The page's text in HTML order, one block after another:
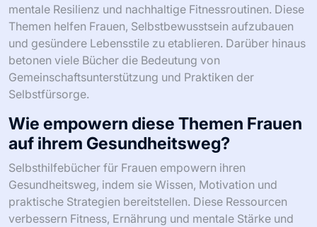
mentale Resilienz und nachhaltige Fitnessroutinen. Diese
Themen helfen Frauen, Selbstbewusstsein aufzubauen
und gesündere Lebensstile zu etablieren. Darüber hinaus
betonen viele Bücher die Bedeutung von
Gemeinschaftsunterstützung und Praktiken der
Selbstfürsorge.
Wie empowern diese Themen Frauen
auf ihrem Gesundheitsweg?
Selbsthilfebücher für Frauen empowern ihren
Gesundheitsweg, indem sie Wissen, Motivation und
praktische Strategien bereitstellen. Diese Ressourcen
verbessern Fitness, Ernährung und mentale Stärke und